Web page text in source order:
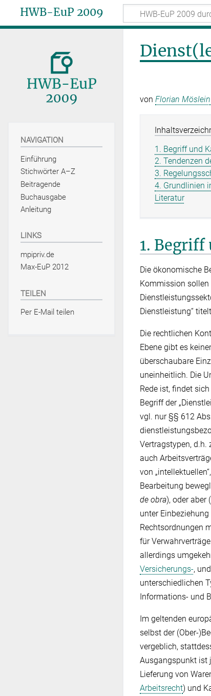
HWB-EuP 2009
von Florian Möslein
1. Begriff und
2. Tendenzen
3.
4. Grundlinien
Literatur
1. Begriff
Die ökonomische
Kommission sollen
Dienstleistung“ titelt
Die rechtlichen
Ebene gibt es
überschaubare
uneinheitlich. Die
Rede ist, findet
Begriff der
vgl. nur §§ 612
Vertragstypen, d.h.
auch
von
Bearbeitung
de obra), oder aber
unter
Rechtsordnungen
für
allerdings
Versicherungs-,
unterschiedlichen
Informations- und
Im geltenden
selbst der
vergeblich,
Ausgangspunkt ist
Lieferung von
Arbeitsrecht) und
NAVIGATION
Einführung
Stichwörter A–Z
Beitragende
Buchausgabe
Anleitung
LINKS
mpipriv.de
Max-EuP 2012
TEILEN
Per E-Mail teilen